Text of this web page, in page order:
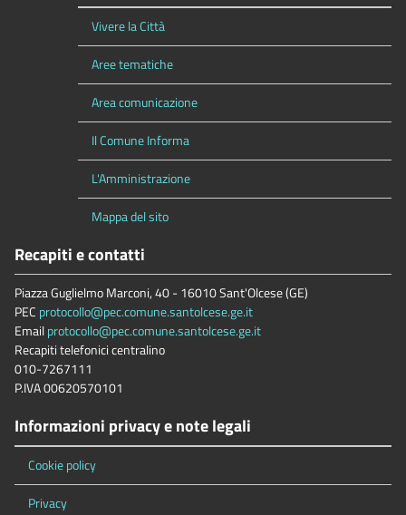
Vivere la Città
Aree tematiche
Area comunicazione
Il Comune Informa
L'Amministrazione
Mappa del sito
Recapiti e contatti
Piazza Guglielmo Marconi, 40 - 16010 Sant'Olcese (GE)
PEC protocollo@pec.comune.santolcese.ge.it
Emailprotocollo@pec.comune.santolcese.ge.it
Recapiti telefonici centralino
010-7267111
P.IVA 00620570101
Informazioni privacy e note legali
Cookie policy
Privacy